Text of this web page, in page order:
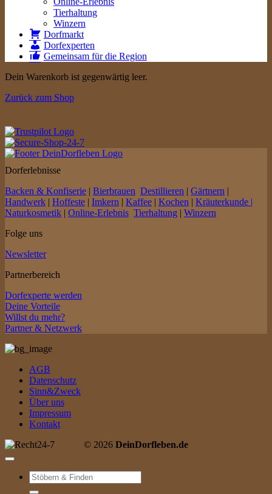
Tierhaltung
Winzern
Dorfmarkt
Dorfexperten
Gemeinsam für die Region
Dein Warenkorb ist gegenwärtig leer.
Zurück zum Shop
Dorferlebnisse
Backen & Konfiserie | Bierbrauen Destillieren | Gärtnern |
Handwerk | Hoffeste | Imkern | Kaffee | Kochen | Kräuterkunde |
Naturkosmetik | Online-Erlebnis Tierhaltung | Winzern
Folge uns
Newsletter
Partnerbereich
Dorfexperte werden
Deine Vorteile
Willst du mehr?
Partner & Netzwerk
AGB
Datenschutz
Sinn&Zweck
Über uns
Impressum
Kontakt
© 2026 DeinDorfleben.de
Suche
nach: